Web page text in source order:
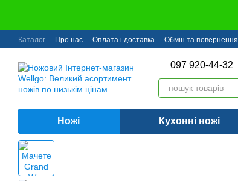
Каталог Про нас Оплата і доставка Обмін та повернення
097 920-44-32
Ножі Кухонні ножі